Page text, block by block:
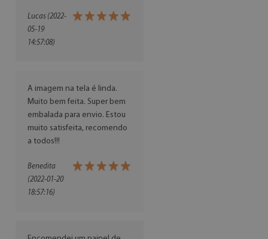
Lucas (2022-
05-19
14:57:08)
A imagem na tela é linda.
Muito bem feita. Super bem
embalada para envio. Estou
muito satisfeita, recomendo
a todos!!!
Benedita
(2022-01-20
18:57:16)